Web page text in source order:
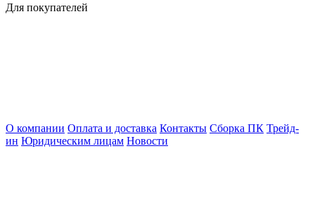
Для покупателей
О компании Оплата и доставка Контакты Сборка ПК Трейд-
ин Юридическим лицам Новости